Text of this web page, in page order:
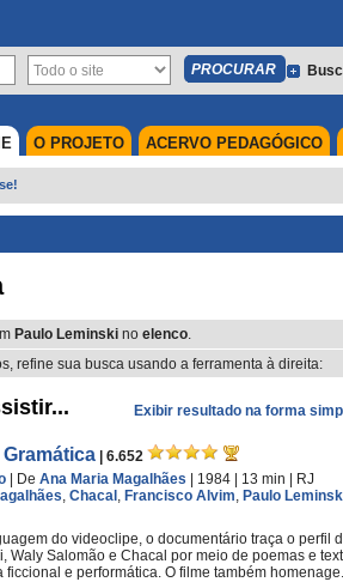
ACERVO PEDAGÓGICO
O PROJETO
Paulo Leminski no elenco.
refine sua busca usando a ferramenta à direita:
Exibir resultado na forma
| 6.652
De Ana Maria Magalhães | 1984 | 13 min
RJ
, Chacal , Francisco Alvim, Paulo
do videoclipe, o documentário traça o perfil
Waly Salomão e Chacal por meio de poemas e
e performática. O filme também